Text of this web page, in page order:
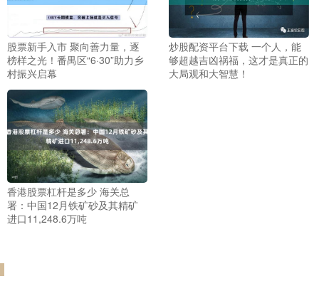
股票新手入市 ​​聚向善力量，逐
榜样之光​​！番禺区“6·30”助力乡
村振兴启幕​
炒股配资平台下载 一个人，能
够超越吉凶祸福，这才是真正的
大局观和大智慧！
香港股票杠杆是多少 海关总
署：中国12月铁矿砂及其精矿
进口11,248.6万吨